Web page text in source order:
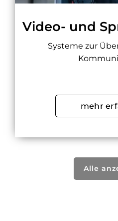
Video- und
Systeme zur
mehr
Alle